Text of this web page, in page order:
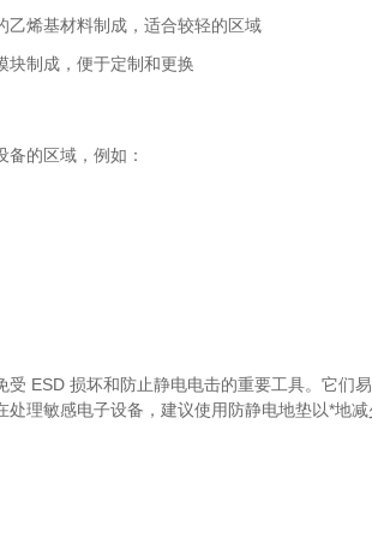
乙烯基材料制成，适合较轻的区域
块制成，便于定制和更换
的区域，例如：
受 ESD 损坏和防止静电电击的重要工具。它们
理敏感电子设备，建议使用防静电地垫以*地减